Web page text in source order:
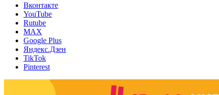
Вконтакте
YouTube
Rutube
MAX
Google Plus
Яндекс.Дзен
TikTok
Pinterest